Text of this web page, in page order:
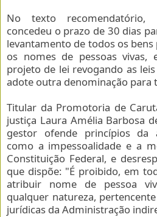
No texto recomendatório,
concedeu o prazo de 30 dias
levantamento de todos os
os nomes de pessoas vivas,
projeto de lei revogando as
adote outra denominação para
Titular da Promotoria de
justiça Laura Amélia Barbosa
gestor ofende princípios da
como a impessoalidade e a
Constituição Federal, e
que dispõe: "É proibido, em
atribuir nome de pessoa
qualquer natureza,
jurídicas da Administração